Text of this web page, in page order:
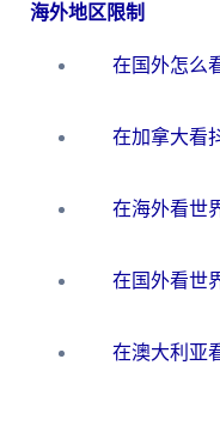
海外地区限制